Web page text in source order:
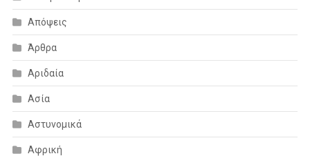
Απόψεις
Άρθρα
Αριδαία
Ασία
Αστυνομικά
Αφρική